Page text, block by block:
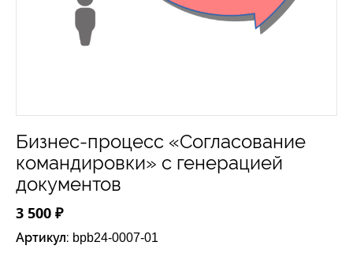
Бизнес-процесс «Согласование
командировки» с генерацией
документов
3 500 ₽
Артикул: bpb24-0007-01